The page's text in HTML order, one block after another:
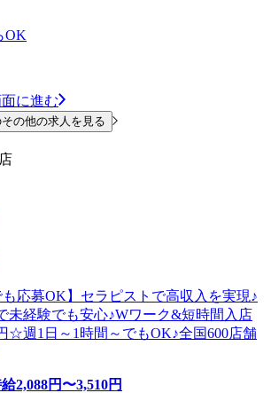
OK
に進む
の他の求人を見る
も応募OK】セラピストで高収入を実現♪
未経験でも安心♪Wワーク&短時間入店
☆週1日～1時間～でもOK♪全国600店舗
給2,088円〜3,510円